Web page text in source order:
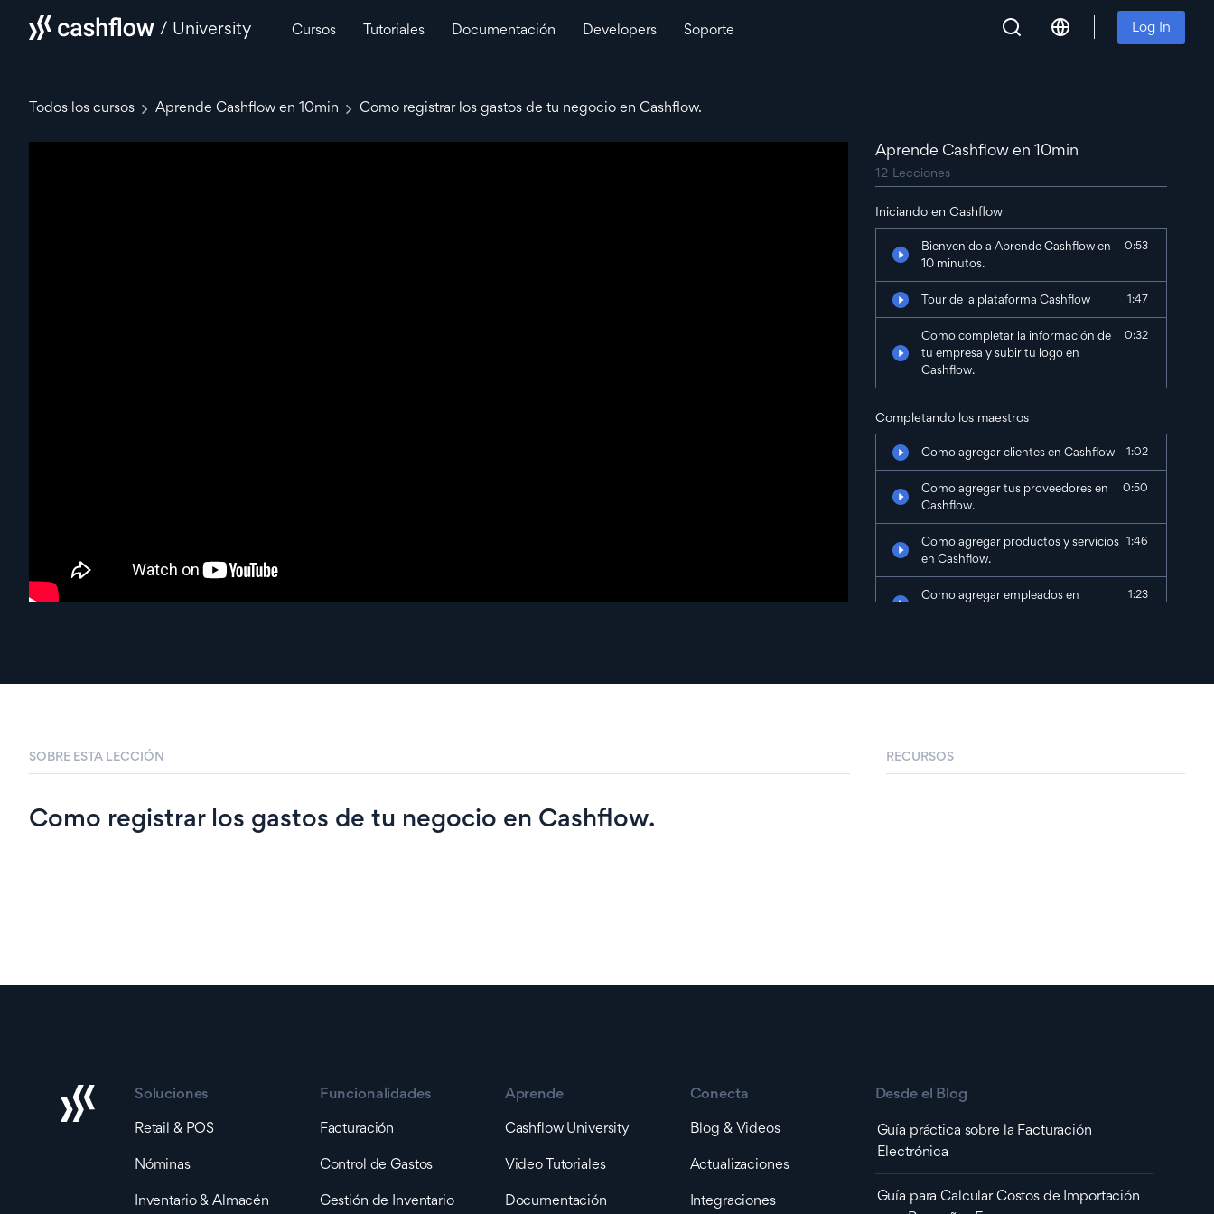
/ University Cursos Tutoriales Documentación Developers Soporte Log In
Todos los cursos Aprende Cashflow en 10min Como registrar los gastos de tu negocio en Cashflow.
Aprende Cashflow en 10min
12 Lecciones
Iniciando en Cashflow
Bienvenido a Aprende Cashflow en
10 minutos.
0:53
Tour de la plataforma Cashflow 1:47
Como completar la información de
tu empresa y subir tu logo en
Cashflow.
0:32
Completando los maestros
Como agregar clientes en Cashflow 1:02
Como agregar tus proveedores en
Cashflow.
0:50
Como agregar productos y servicios
en Cashflow.
1:46
Como agregar empleados en
1:23
SOBRE ESTA LECCIÓN
Como registrar los gastos de tu negocio en Cashflow.
RECURSOS
Soluciones
Retail & POS
Nóminas
Inventario & Almacén
Funcionalidades
Facturación
Control de Gastos
Gestión de Inventario
Aprende
Cashflow University
Video Tutoriales
Documentación
Conecta
Blog & Videos
Actualizaciones
Integraciones
Desde el Blog
Guía práctica sobre la Facturación
Electrónica
Guía para Calcular Costos de Importación